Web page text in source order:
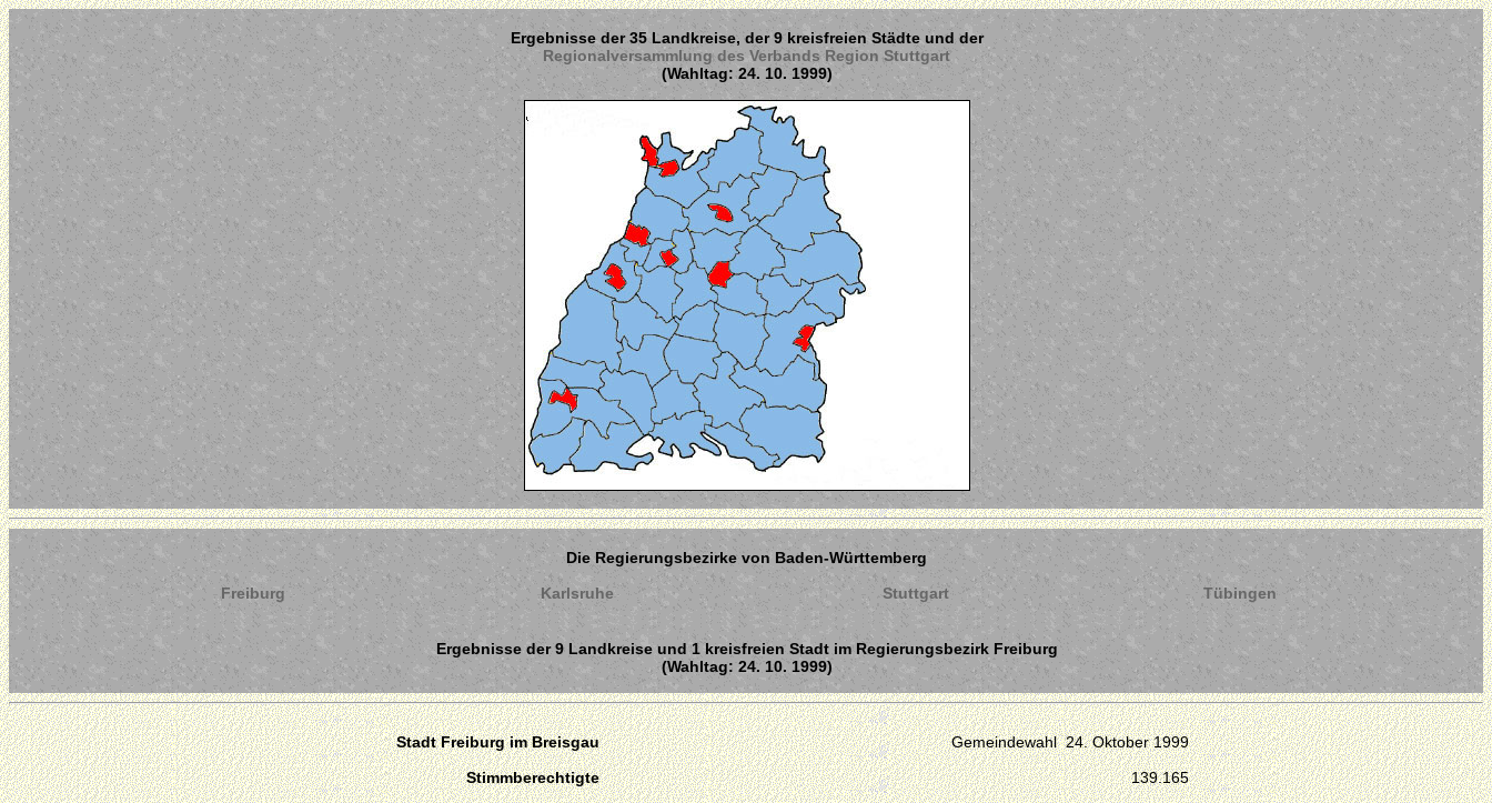
Ergebnisse der 35 Landkreise, der 9 kreisfreien Städte und der
Regionalversammlung des Verbands Region Stuttgart
(Wahltag: 24. 10. 1999)
Die Regierungsbezirke von Baden-Württemberg
Freiburg
Karlsruhe Stuttgart Tübingen
Ergebnisse der 9 Landkreise und 1 kreisfreien Stadt im Regierungsbezirk Freiburg
(Wahltag: 24. 10. 1999)
Stadt Freiburg im Breisgau
Gemeindewahl 24. Oktober 1999
Stimmberechtigte
139.165